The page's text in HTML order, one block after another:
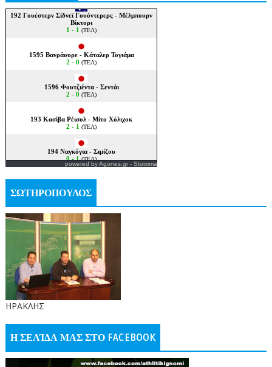
powered byAgones.gr- Stoixima
ΣΩΤΗΡΟΠΟΥΛΟΣ
ΗΡΑΚΛΗΣ
Η ΣΕΛΊΔΑ ΜΑΣ ΣΤΟ FACEBOOK